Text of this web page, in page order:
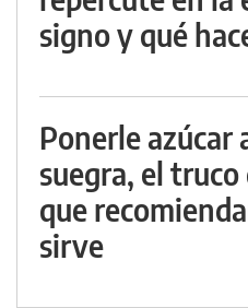
signo y qué
Ponerle azúcar
suegra, el
que
sirve